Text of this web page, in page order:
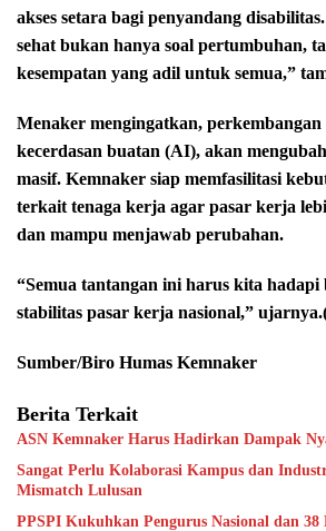
akses setara bagi penyandang
sehat bukan hanya soal pertumbuhan,
kesempatan yang adil untuk semua,”
Menaker mengingatkan,
kecerdasan buatan (AI), akan
masif. Kemnaker siap memfasilitasi
terkait tenaga kerja agar pasar kerja
dan mampu menjawab perubahan.
“Semua tantangan ini harus kita hadapi
stabilitas pasar kerja nasional,”
Sumber/Biro Humas Kemnaker
Berita Terkait
ASN Kemnaker Harus Hadirkan Dampak
Sangat Perlu Kolaborasi Kampus dan
Mismatch Lulusan
PPSPI Kukuhkan Pengurus Nasional dan 38